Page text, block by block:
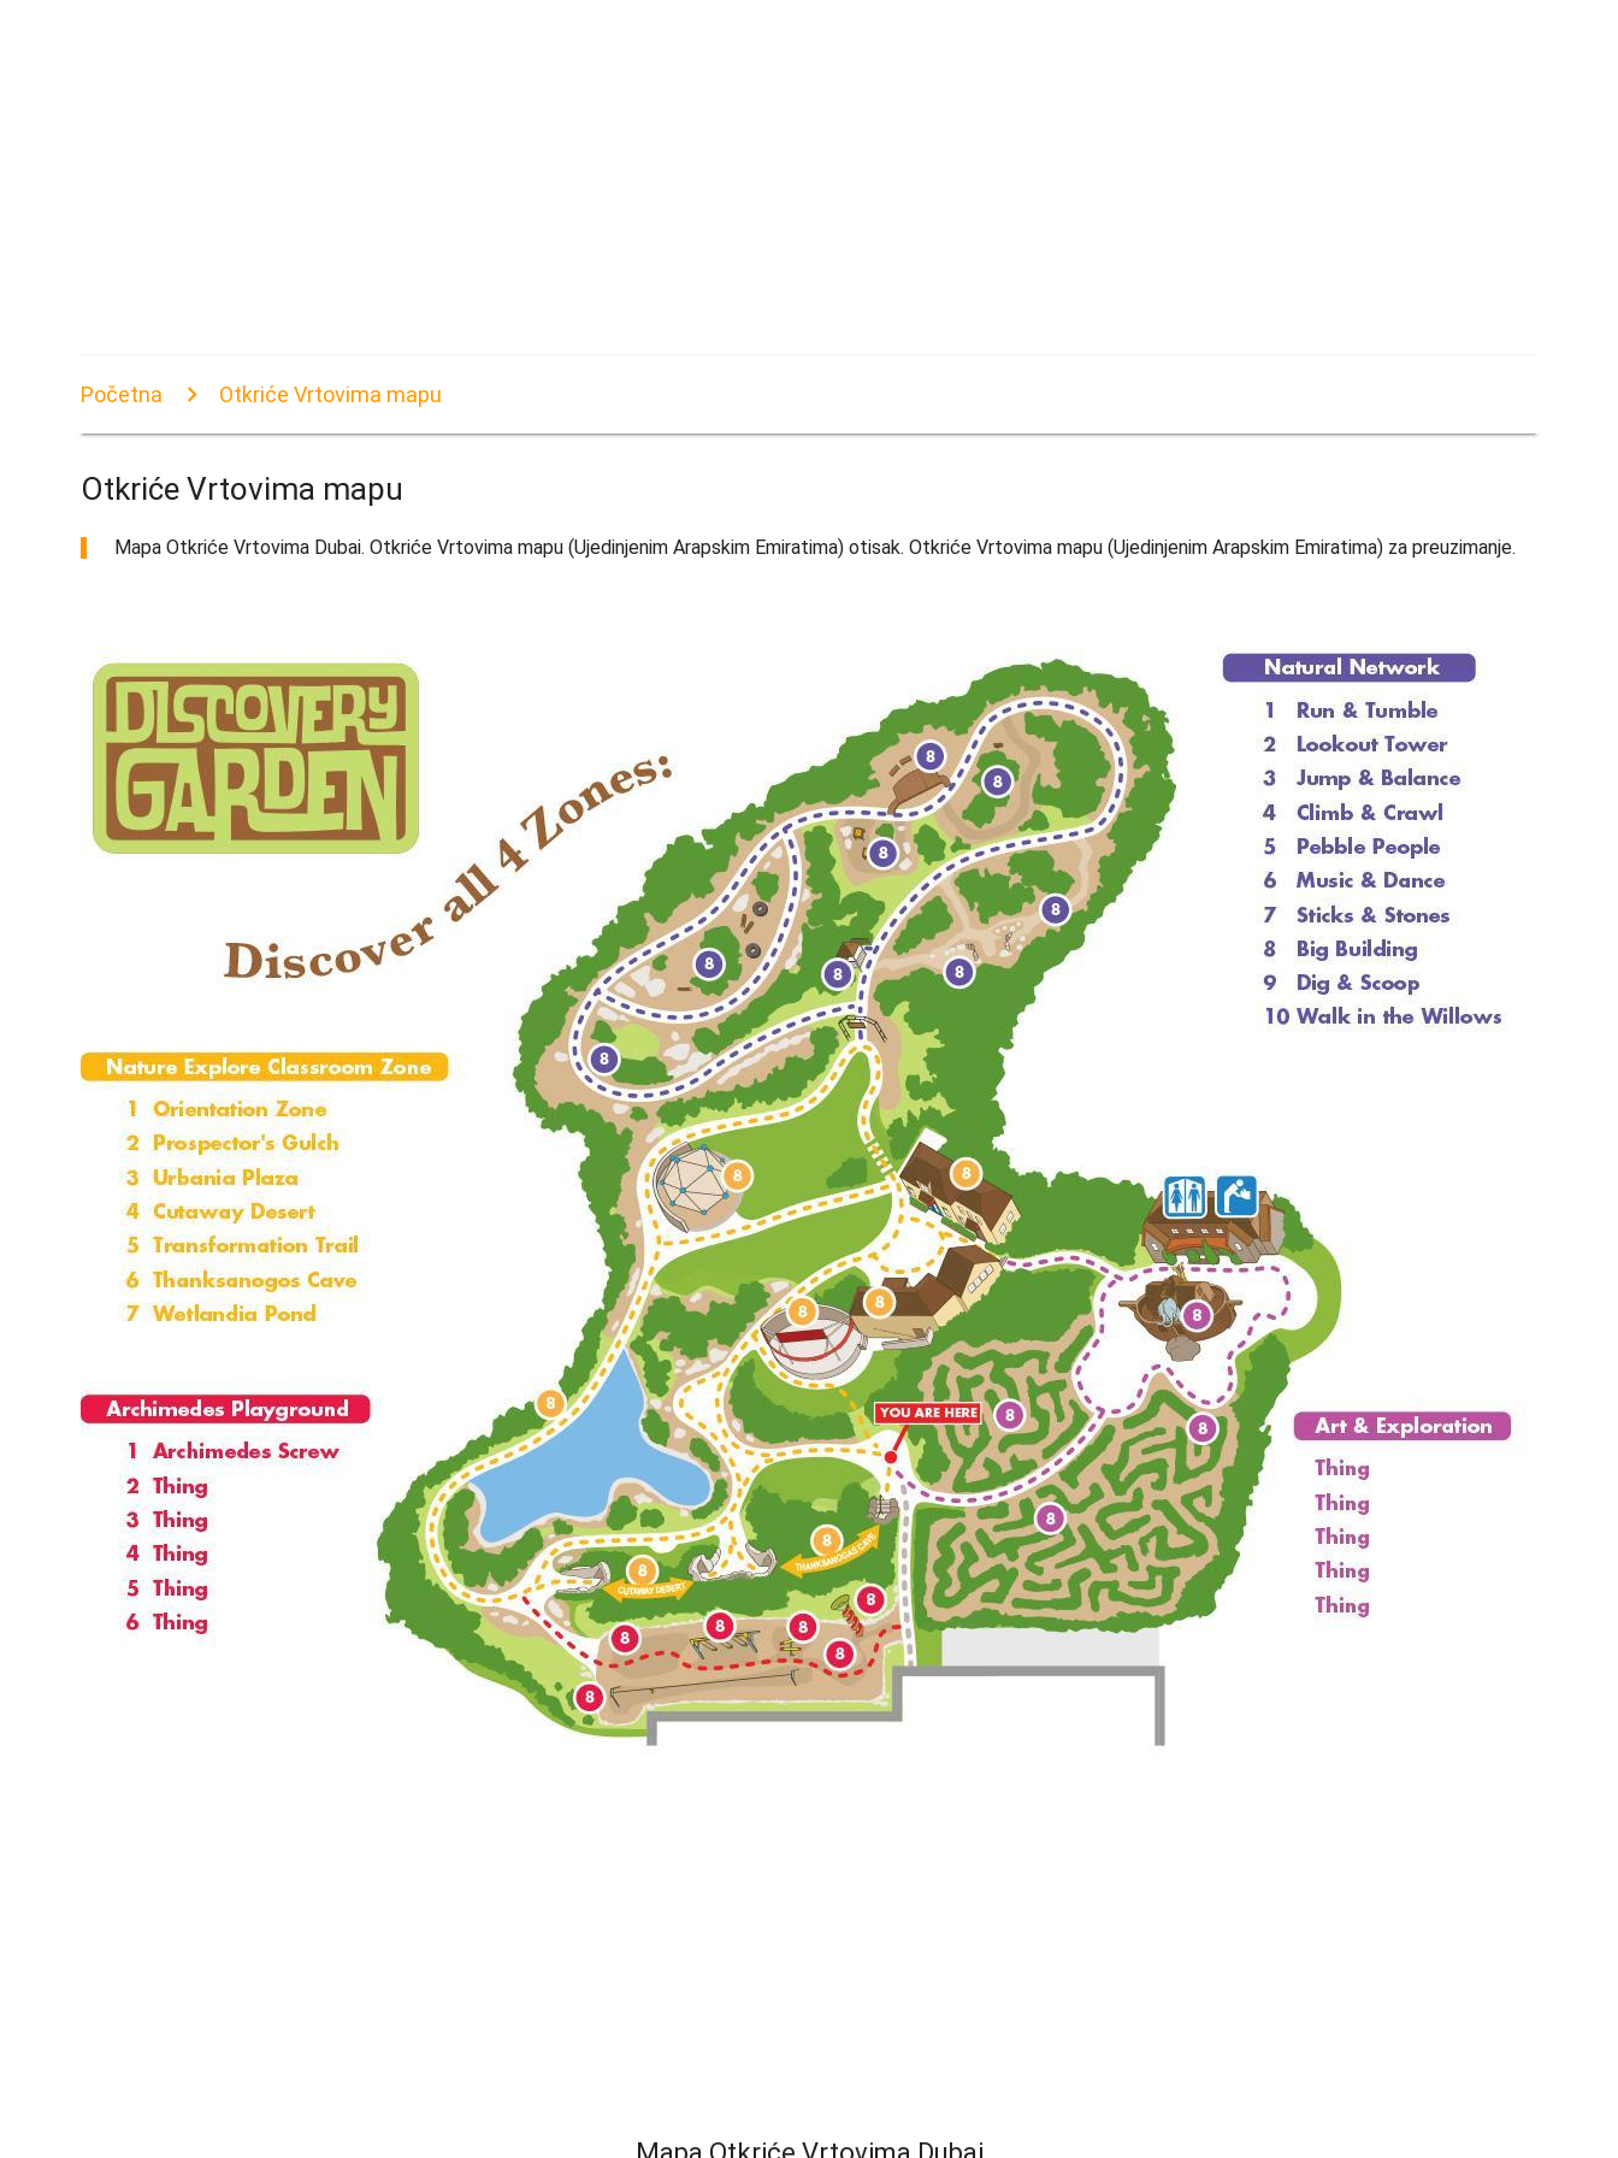
Početna Otkriće Vrtovima mapu
Otkriće Vrtovima mapu
Mapa Otkriće Vrtovima Dubai. Otkriće Vrtovima mapu (Ujedinjenim Arapskim Emiratima) otisak. Otkriće Vrtovima mapu (Ujedinjenim Arapskim Emiratima) za preuzimanje.